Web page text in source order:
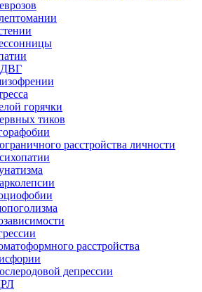
горячки
тиков
расстройства личности
расстройства
депрессии